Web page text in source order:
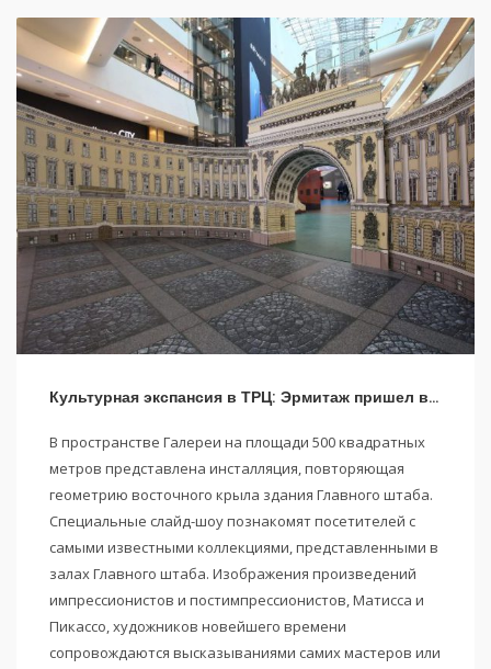
Культурная экспансия в ТРЦ: Эрмитаж пришел в ТРЦ Галерея
В пространстве Галереи на площади 500 квадратных
метров представлена инсталляция, повторяющая
геометрию восточного крыла здания Главного штаба.
Специальные слайд-шоу познакомят посетителей с
самыми известными коллекциями, представленными в
залах Главного штаба. Изображения произведений
импрессионистов и постимпрессионистов, Матисса и
Пикассо, художников новейшего времени
сопровождаются высказываниями самих мастеров или